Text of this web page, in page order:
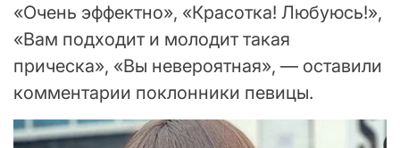
«Очень эффектно», «Красотка! Любуюсь!»,
«Вам подходит и молодит такая
прическа», «Вы невероятная», — оставили
комментарии поклонники певицы.